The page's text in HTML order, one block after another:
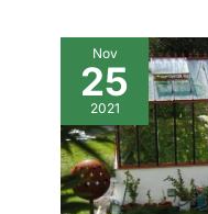
Nov
25
2021